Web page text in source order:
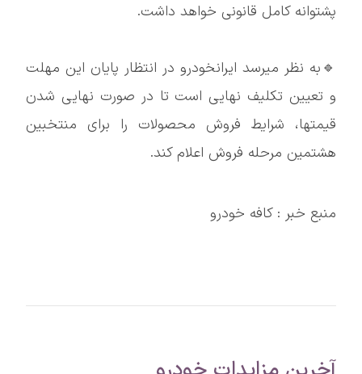
پشتوانه کامل قانونی خواهد داشت.
🔹به نظر میرسد ایرانخودرو در انتظار پایان این مهلت
و تعیین تکلیف نهایی است تا در صورت نهایی شدن
قیمتها، شرایط فروش محصولات را برای منتخبین
هشتمین مرحله فروش اعلام کند.
منبع خبر : کافه خودرو